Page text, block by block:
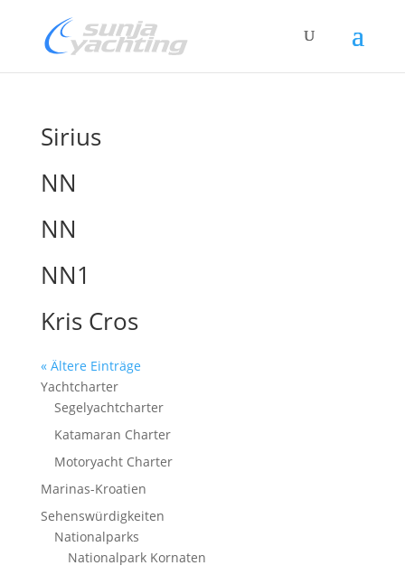
Sirius
NN
NN
NN1
Kris Cros
« Ältere Einträge
Yachtcharter
Segelyachtcharter
Katamaran Charter
Motoryacht Charter
Marinas-Kroatien
Sehenswürdigkeiten
Nationalparks
Nationalpark Kornaten